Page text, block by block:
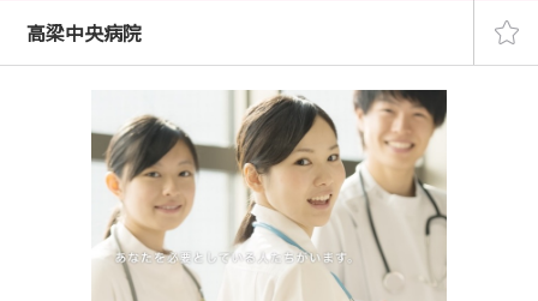
高梁中央病院